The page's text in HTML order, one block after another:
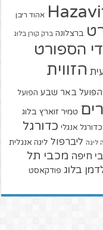
אהוד ריבן
ברצלונה ברק קורן בלוג
הספורט
הזווית
הפועל באר שבע הפועל
טמיר זוארץ בלוג
כדורגל אנגלי כדורגל
ליגה ליברפול ליגה אנגלית
חיפה מכבי תל
בלוג פודקאסט